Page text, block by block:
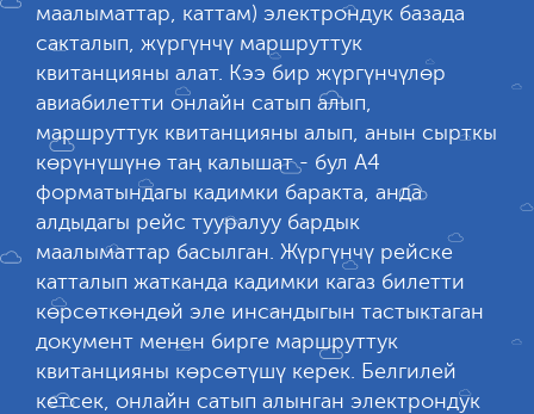
маалыматтар, каттам) электрондук базада
сакталып, жүргүнчү маршруттук
квитанцияны алат. Кээ бир жүргүнчүлөр
авиабилетти онлайн сатып алып,
маршруттук квитанцияны алып, анын сырткы
көрүнүшүнө таң калышат - бул А4
форматындагы кадимки баракта, анда
алдыдагы рейс тууралуу бардык
маалыматтар басылган. Жүргүнчү рейске
катталып жатканда кадимки кагаз билетти
көрсөткөндөй эле инсандыгын тастыктаган
документ менен бирге маршруттук
квитанцияны көрсөтүшү керек. Белгилей
кетсек, онлайн сатып алынган электрондук